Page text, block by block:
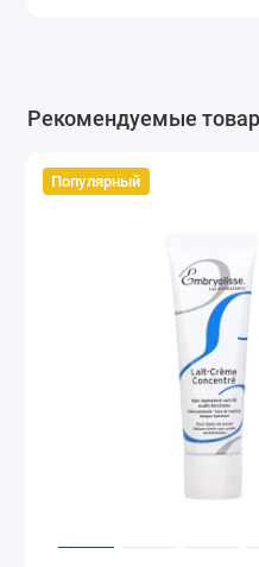
Рекомендуемые
Популярный